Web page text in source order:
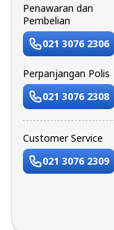
Penawaran dan
Pembelian
021 3076 2306
Perpanjangan Polis
021 3076 2308
Customer Service
021 3076 2309